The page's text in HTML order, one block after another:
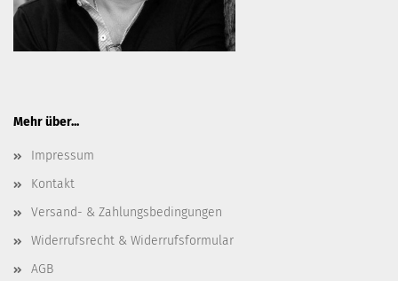
Mehr über...
Impressum
Kontakt
Versand- & Zahlungsbedingungen
Widerrufsrecht & Widerrufsformular
AGB